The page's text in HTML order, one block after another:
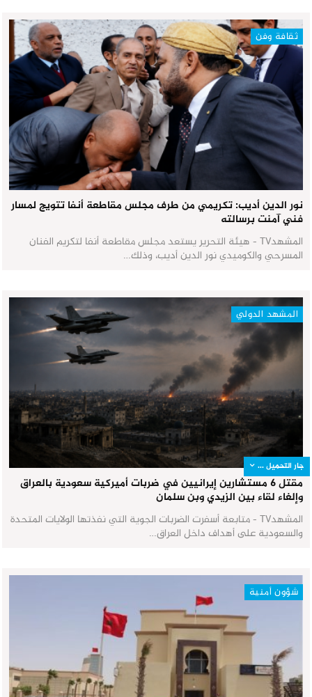
ثقافة وفن
نور الدين أديب: تكريمي من طرف مجلس مقاطعة أنفا تتويج لمسار
فني آمنت برسالته
المشهدTV - هيئة التحرير يستعد مجلس مقاطعة أنفا لتكريم الفنان
المسرحي والكوميدي نور الدين أديب، وذلك…
المشهد الدولي
مقتل 6 مستشارين إيرانيين في ضربات أميركية سعودية بالعراق
وإلغاء لقاء بين الزيدي وبن سلمان
المشهدTV - متابعة أسفرت الضربات الجوية التي نفذتها الولايات المتحدة
والسعودية على أهداف داخل العراق…
شؤون أمنية
جار التحميل ...